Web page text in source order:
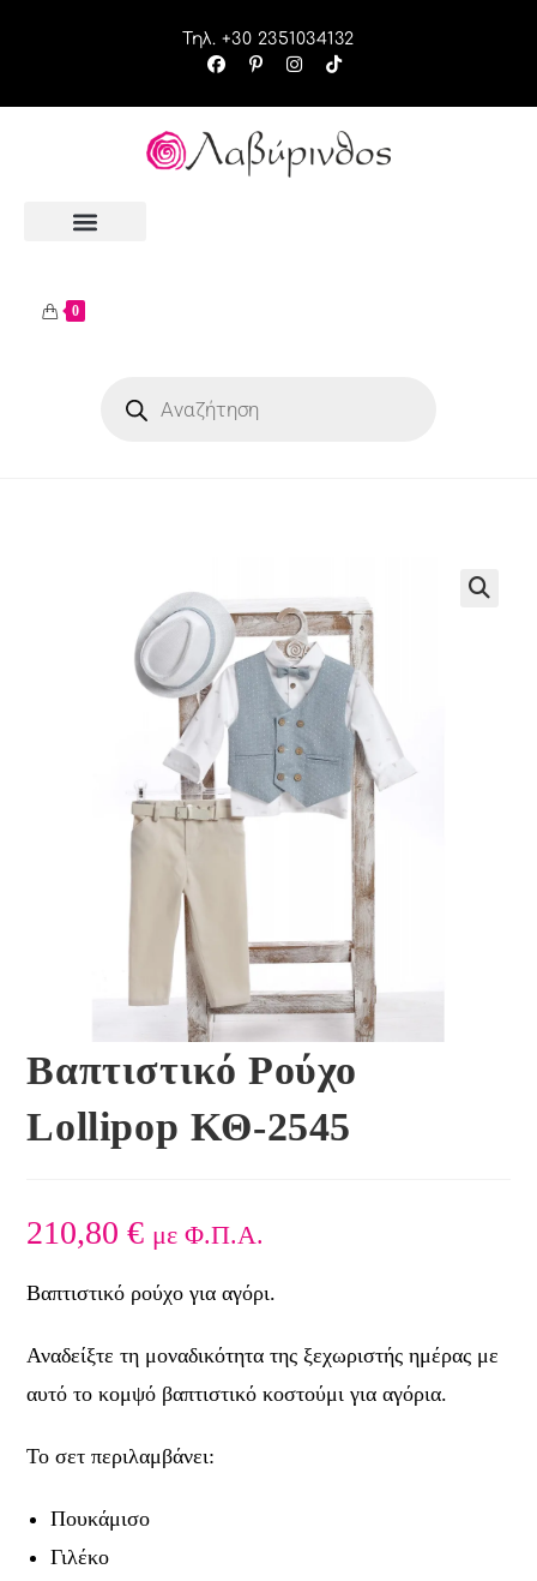
Τηλ. +30 2351034132
0
Βαπτιστικό Ρούχο
Lollipop ΚΘ-2545
210,80€ με Φ.Π.Α.
Βαπτιστικό ρούχο για αγόρι.
Αναδείξτε τη μοναδικότητα της ξεχωριστής ημέρας με
αυτό το κομψό βαπτιστικό κοστούμι για αγόρια.
Το σετ περιλαμβάνει:
Πουκάμισο
Γιλέκο